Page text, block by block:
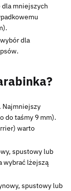
mniejszych
dla
Najmniejszy
do taśmy 9 mm).
warto
spustowy lub
wybrać lżejszą
spustowy lub